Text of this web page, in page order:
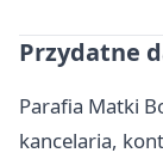
Przydatne
Parafia Matki
kancelaria,